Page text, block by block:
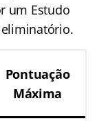
um Estudo
eliminatório.
Pontuação
Máxima